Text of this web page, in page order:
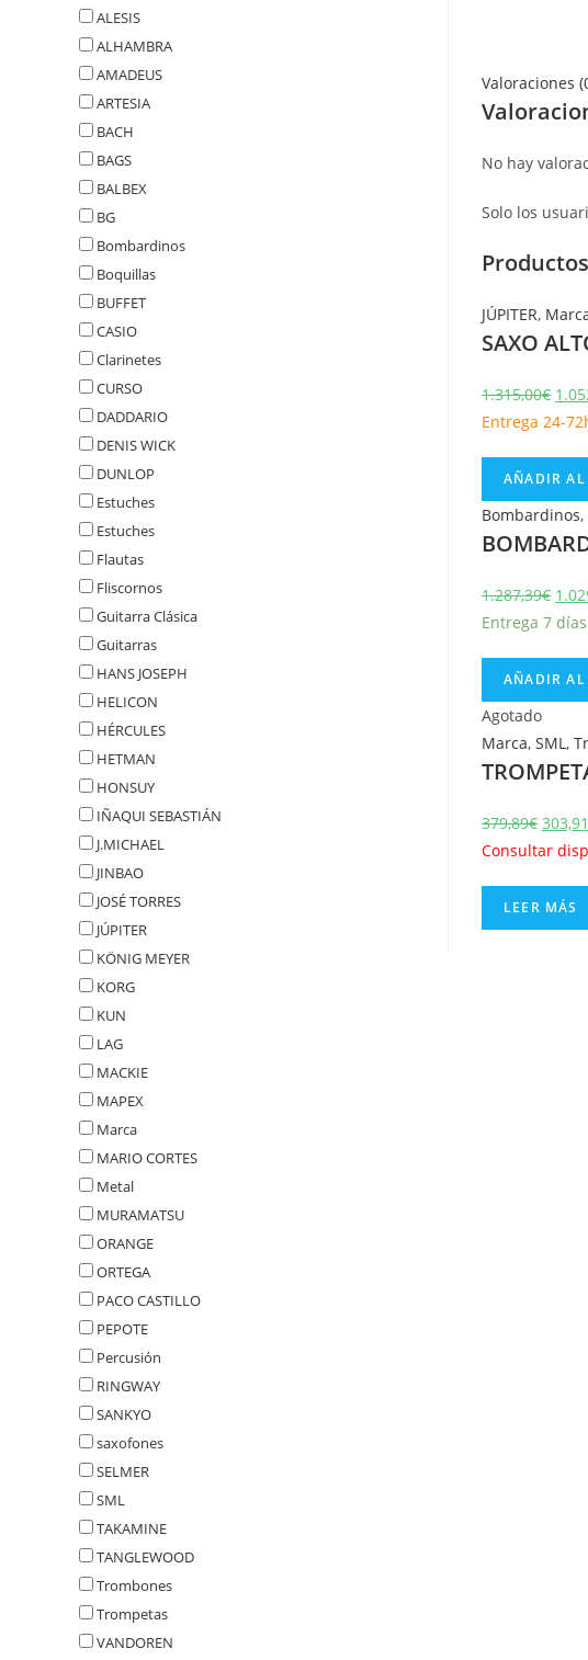
Valoraciones
No hay
Solo los
JÚPITER,
SAXO
1.315,00€
Entrega 24-
AÑADIR AL
Bombardinos,
1.287,39€
Entrega 7
AÑADIR AL
Agotado
Marca, SML,
379,89€ 303,91
Consultar
LEER MÁS
ALESIS
ALHAMBRA
AMADEUS
ARTESIA
BACH
BAGS
BALBEX
BG
Bombardinos
Boquillas
BUFFET
CASIO
Clarinetes
CURSO
DADDARIO
DENIS WICK
DUNLOP
Estuches
Estuches
Flautas
Fliscornos
Guitarra Clásica
Guitarras
HANS JOSEPH
HELICON
HÉRCULES
HETMAN
HONSUY
IÑAQUI SEBASTIÁN
J.MICHAEL
JINBAO
JOSÉ TORRES
JÚPITER
KÖNIG MEYER
KORG
KUN
LAG
MACKIE
MAPEX
Marca
MARIO CORTES
Metal
MURAMATSU
ORANGE
ORTEGA
PACO CASTILLO
PEPOTE
Percusión
RINGWAY
SANKYO
saxofones
SELMER
SML
TAKAMINE
TANGLEWOOD
Trombones
Trompetas
VANDOREN